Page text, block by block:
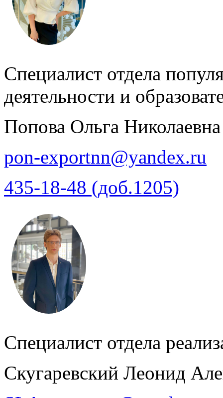
Специалист отдела
деятельности и
Попова Ольга Николаевна
pon-exportnn@yandex.ru
435-18-48 (доб.1205)
Специалист отдела
Скугаревский Леонид